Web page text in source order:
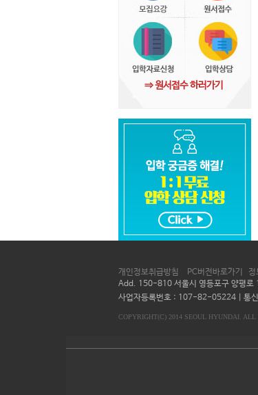
⇒ 원서접수 하러가기
개인정보취급방침 PC버전바로가기
정
Add. 150-810 서울시 영등포구 양평
사업자등록번호 : 107-82-05224 | 통
COPYRIGHT(C) 2014 SEOUL HYUNDAI. ALL